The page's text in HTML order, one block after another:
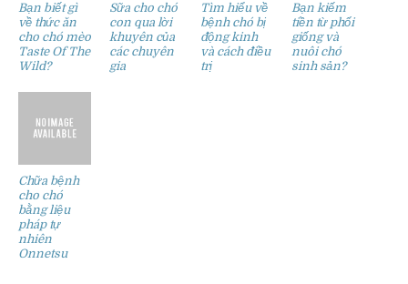
Bạn biết gì
về thức ăn
cho chó mèo
Taste Of The
Wild?
Sữa cho chó
con qua lời
khuyên của
các chuyên
gia
Tìm hiểu về
bệnh chó bị
động kinh
và cách điều
trị
Bạn kiếm
tiền từ phối
giống và
nuôi chó
sinh sản?
Chữa bệnh
cho chó
bằng liệu
pháp tự
nhiên
Onnetsu